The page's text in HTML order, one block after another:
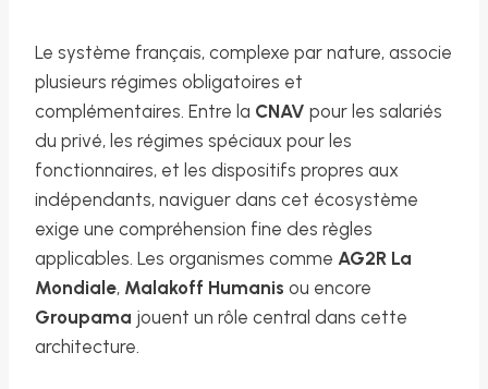
Le système français, complexe par nature, associe
plusieurs régimes obligatoires et
complémentaires. Entre la CNAV pour les salariés
du privé, les régimes spéciaux pour les
fonctionnaires, et les dispositifs propres aux
indépendants, naviguer dans cet écosystème
exige une compréhension fine des règles
applicables. Les organismes comme AG2R La
Mondiale, Malakoff Humanis ou encore
Groupama jouent un rôle central dans cette
architecture.